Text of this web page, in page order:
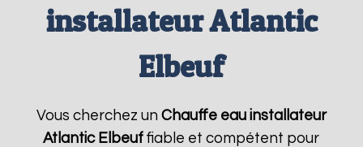
installateur Atlantic
Elbeuf
Vous cherchez un Chauffe eau installateur
Atlantic Elbeuf fiable et compétent pour